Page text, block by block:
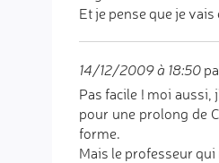
Et je pense que je
14/12/2009 à 18:50
Pas facile ! moi
pour une prolong de
forme.
Mais le professeur